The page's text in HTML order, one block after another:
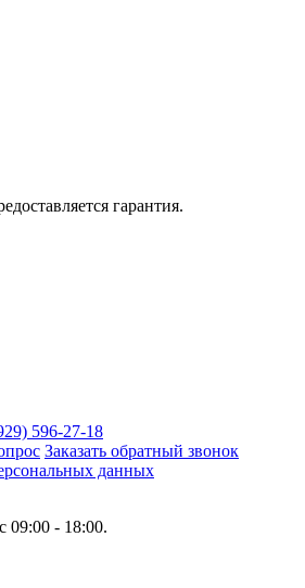
гарантия.
596-27-18
Заказать обратный звонок
данных
09:00 - 18:00.